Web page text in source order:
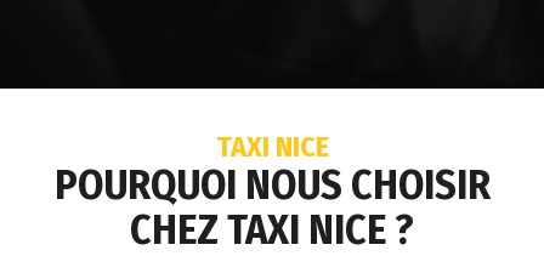
TAXI NICE
POURQUOI NOUS CHOISIR
CHEZ TAXI NICE ?